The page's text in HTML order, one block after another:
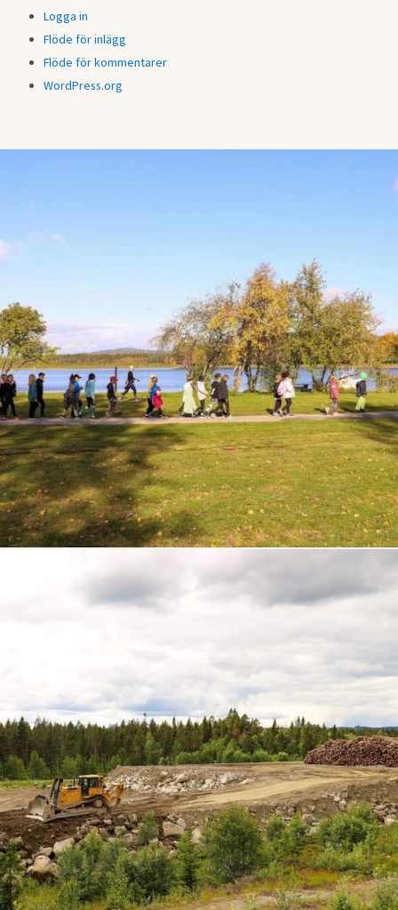
Logga in
Flöde för inlägg
Flöde för kommentarer
WordPress.org